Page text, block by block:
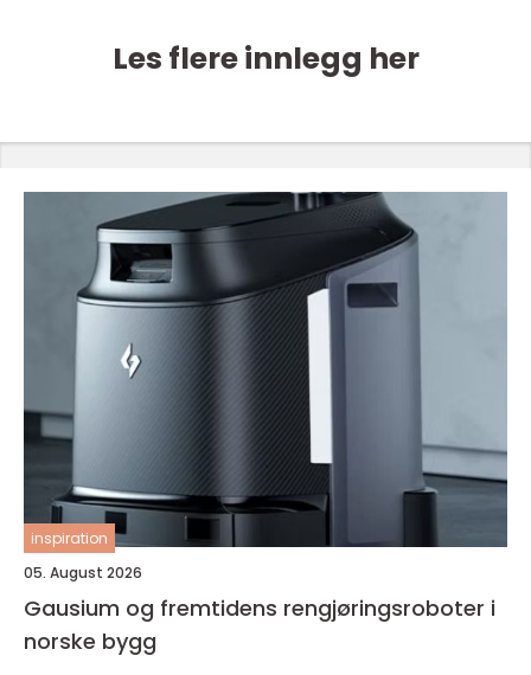
Les flere innlegg her
inspiration
05. August 2026
Gausium og fremtidens rengjøringsroboter i
norske bygg